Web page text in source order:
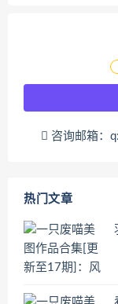
咨询邮箱：
热门文章